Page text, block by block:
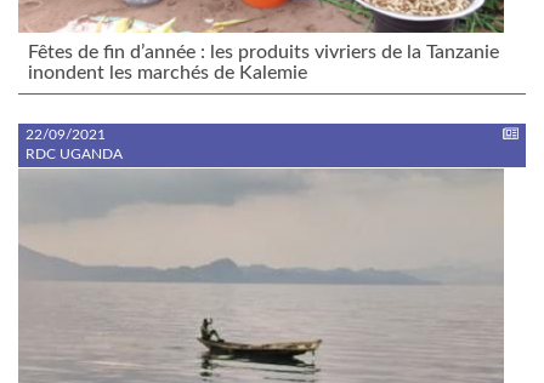
Fêtes de fin d’année : les produits vivriers de la Tanzanie
inondent les marchés de Kalemie
22/09/2021
RDC UGANDA